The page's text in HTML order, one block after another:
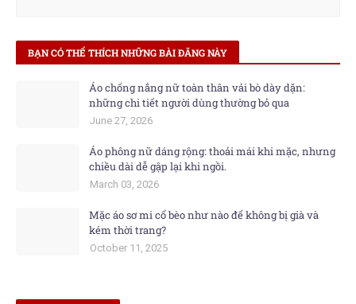
BẠN CÓ THỂ THÍCH NHỮNG BÀI ĐĂNG NÀY
Áo chống nắng nữ toàn thân vải bò dày dặn:
những chi tiết người dùng thường bỏ qua
June 27, 2026
Áo phông nữ dáng rộng: thoải mái khi mặc, nhưng
chiều dài dễ gập lại khi ngồi.
March 03, 2026
Mặc áo sơ mi cổ bèo như nào để không bị già và
kém thời trang?
October 11, 2025